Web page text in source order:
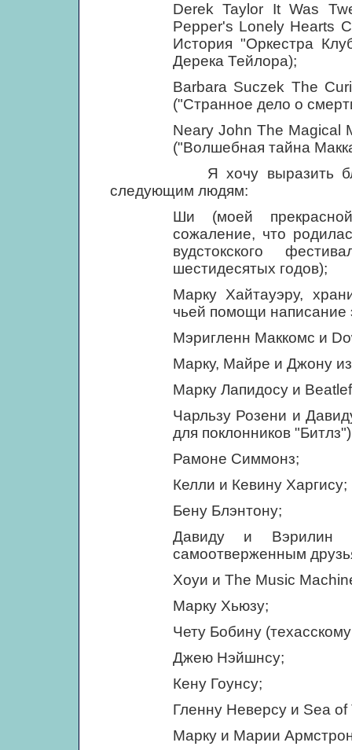
Derek Taylor It Was
Pepper's Lonely Hearts
История "Оркестра
Дерека Тейлора);
Barbara Suczek The
("Странное дело о
Neary John The Magical
("Волшебная тайна
Я хочу выразить
следующим людям:
Ши (моей
сожаление, что
вудстокского
шестидесятых годов);
Марку Хайтауэру,
чьей помощи
Мэригленн Маккомс и
Марку, Майре и Джону
Марку Лапидосу и
Чарльзу Розени и
для поклонников
Рамоне Симмонз;
Келли и Кевину Харгису;
Бену Блэнтону;
Давиду и Вэрилин
самоотверженным
Хоуи и The Music
Марку Хьюзу;
Чету Бобину
Джею Нэйшнсу;
Кену Гоунсу;
Гленну Неверсу и Sea
Марку и Марии